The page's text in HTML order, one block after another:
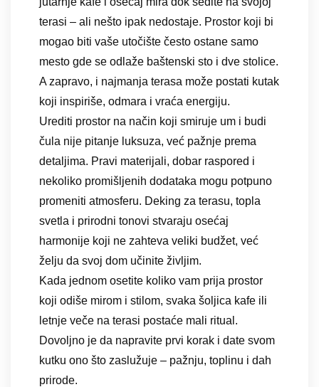
terasi – ali nešto ipak nedostaje. Prostor koji bi
mogao biti vaše utočište često ostane samo
mesto gde se odlaže baštenski sto i dve stolice.
A zapravo, i najmanja terasa može postati kutak
koji inspiriše, odmara i vraća energiju.
Urediti prostor na način koji smiruje um i budi
čula nije pitanje luksuza, već pažnje prema
detaljima. Pravi materijali, dobar raspored i
nekoliko promišljenih dodataka mogu potpuno
promeniti atmosferu. Deking za terasu, topla
svetla i prirodni tonovi stvaraju osećaj
harmonije koji ne zahteva veliki budžet, već
želju da svoj dom učinite življim.
Kada jednom osetite koliko vam prija prostor
koji odiše mirom i stilom, svaka šoljica kafe ili
letnje veče na terasi postaće mali ritual.
Dovoljno je da napravite prvi korak i date svom
kutku ono što zaslužuje – pažnju, toplinu i dah
prirode.